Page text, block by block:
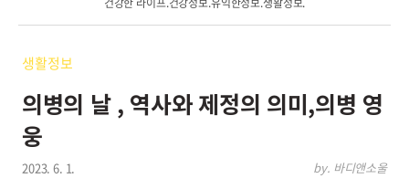
생활정보
의병의 날 , 역사와 제정의 의미,의병 영
웅
2023. 6. 1. by. 바디앤소울